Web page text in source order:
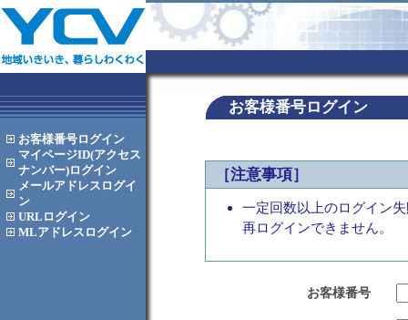
お客様番号ログイン
マイページID(アクセス
ナンバー)ログイン
メールアドレス ログイ
ン
URL ログイン
MLアドレス ログイン
お客様番号ログイン
［注意事項］
一定回数以上のログイン
再ログインできません。
お客様番号